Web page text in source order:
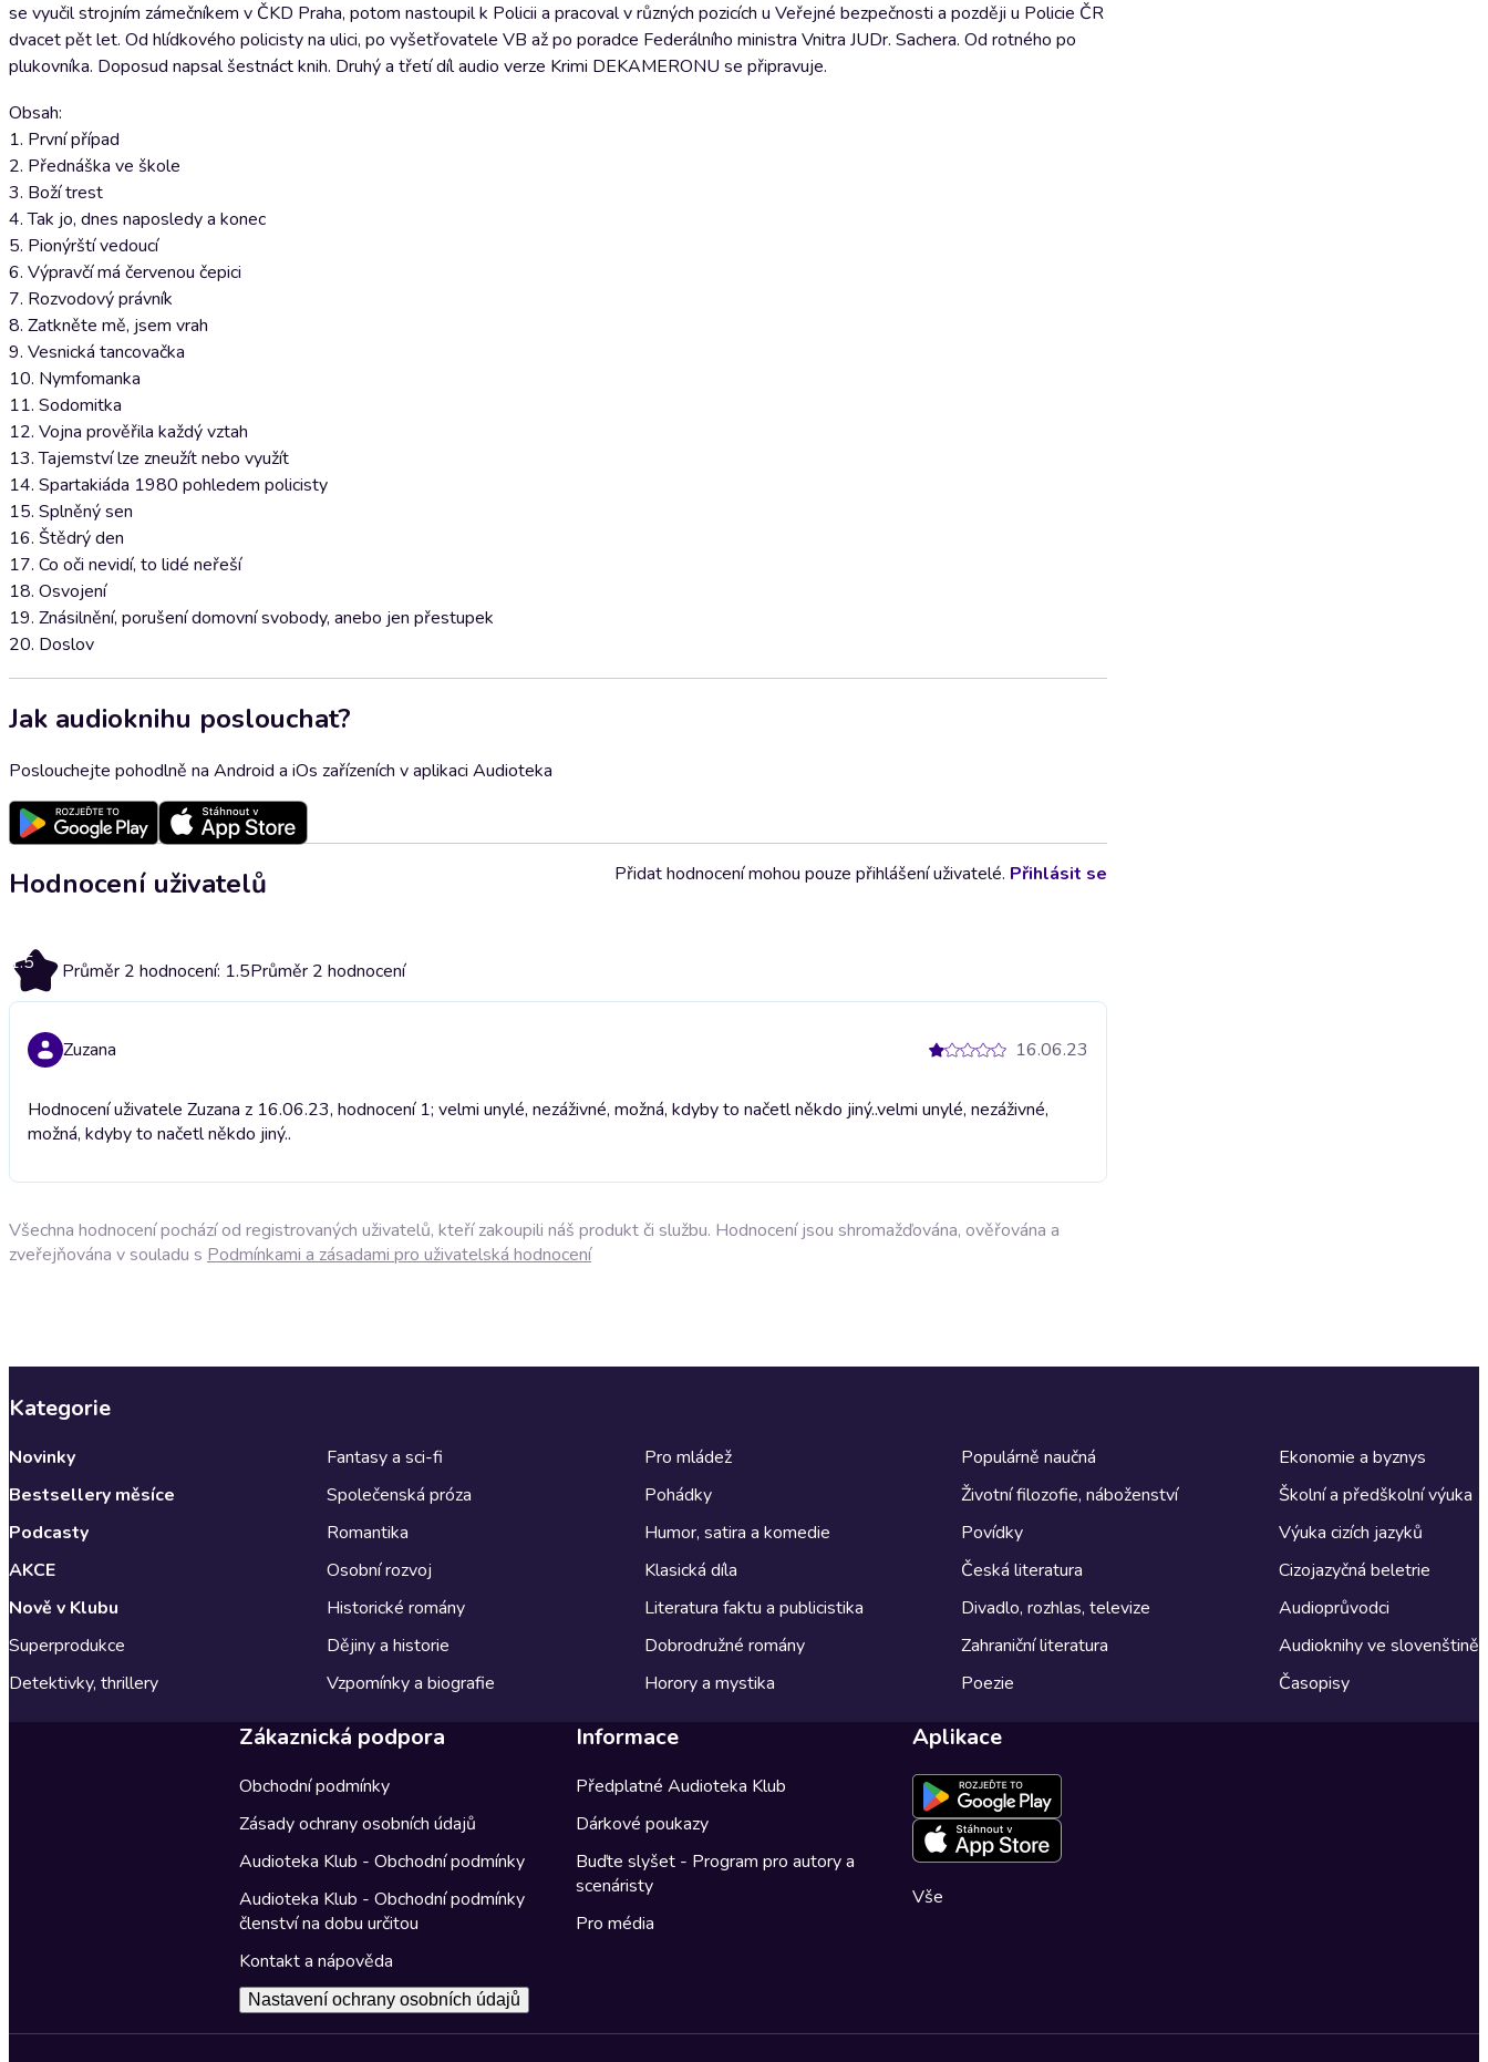
se vyučil strojním zámečníkem v ČKD Praha, potom nastoupil k Policii a pracoval v různých pozicích u Veřejné bezpečnosti a později u Policie ČR
dvacet pět let. Od hlídkového policisty na ulici, po vyšetřovatele VB až po poradce Federálního ministra Vnitra JUDr. Sachera. Od rotného po
plukovníka. Doposud napsal šestnáct knih. Druhý a třetí díl audio verze Krimi DEKAMERONU se připravuje.
Obsah:
1. První případ
2. Přednáška ve škole
3. Boží trest
4. Tak jo, dnes naposledy a konec
5. Pionýrští vedoucí
6. Výpravčí má červenou čepici
7. Rozvodový právník
8. Zatkněte mě, jsem vrah
9. Vesnická tancovačka
10. Nymfomanka
11. Sodomitka
12. Vojna prověřila každý vztah
13. Tajemství lze zneužít nebo využít
14. Spartakiáda 1980 pohledem policisty
15. Splněný sen
16. Štědrý den
17. Co oči nevidí, to lidé neřeší
18. Osvojení
19. Znásilnění, porušení domovní svobody, anebo jen přestupek
20. Doslov
Jak audioknihu poslouchat?
Poslouchejte pohodlně na Android a iOs zařízeních v aplikaci Audioteka
Hodnocení uživatelů
1.5 Průměr 2 hodnocení: 1.5Průměr 2 hodnocení
Přidat hodnocení mohou pouze přihlášení uživatelé. Přihlásit se
Zuzana 16.06.23
Hodnocení uživatele Zuzana z 16.06.23, hodnocení 1; velmi unylé, nezáživné, možná, kdyby to načetl někdo jiný..velmi unylé, nezáživné,
možná, kdyby to načetl někdo jiný..
Všechna hodnocení pochází od registrovaných uživatelů, kteří zakoupili náš produkt či službu. Hodnocení jsou shromažďována, ověřována a
zveřejňována v souladu s Podmínkami a zásadami pro uživatelská hodnocení
Kategorie
Novinky
Bestsellery měsíce
Podcasty
AKCE
Nově v Klubu
Superprodukce
Detektivky, thrillery
Fantasy a sci-fi
Společenská próza
Romantika
Osobní rozvoj
Historické romány
Dějiny a historie
Vzpomínky a biografie
Pro mládež
Pohádky
Humor, satira a komedie
Klasická díla
Literatura faktu a publicistika
Dobrodružné romány
Horory a mystika
Populárně naučná
Životní filozofie, náboženství
Povídky
Česká literatura
Divadlo, rozhlas, televize
Zahraniční literatura
Poezie
Ekonomie a byznys
Školní a předškolní výuka
Výuka cizích jazyků
Cizojazyčná beletrie
Audioprůvodci
Audioknihy ve slovenštině
Časopisy
Zákaznická podpora
Obchodní podmínky
Zásady ochrany osobních údajů
Audioteka Klub - Obchodní podmínky
Audioteka Klub - Obchodní podmínky
členství na dobu určitou
Kontakt a nápověda
Nastavení ochrany osobních údajů
Informace
Předplatné Audioteka Klub
Dárkové poukazy
Buďte slyšet - Program pro autory a
scenáristy
Pro média
Aplikace
Vše